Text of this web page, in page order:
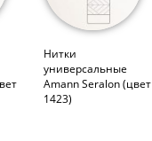
Нитки
универсальные
Amann Seralon (цвет
1423)